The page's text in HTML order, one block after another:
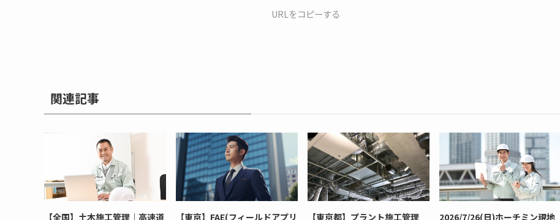
URLをコピーする
関連記事
【全国】土木施工管理｜高速道
【東京】FAE(フィールドアプリ
【東京都】プラント施工管理
2026/7/26(日)ホーチミン現地